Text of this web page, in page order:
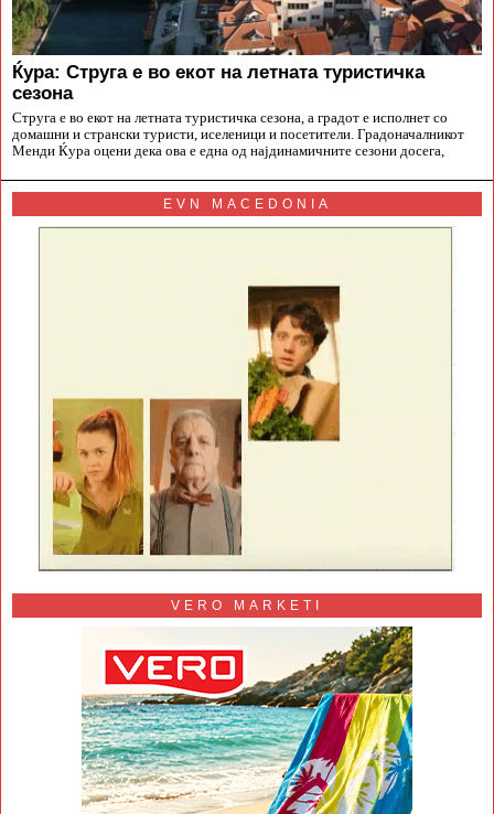
Ќура: Струга е во екот на летната туристичка
сезона
Струга е во екот на летната туристичка сезона, а градот е исполнет со
домашни и странски туристи, иселеници и посетители. Градоначалникот
Менди Ќура оцени дека ова е една од најдинамичните сезони досега,
EVN MACEDONIA
VERO MARKETI